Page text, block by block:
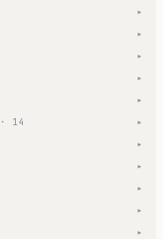
▾
▾
▾
▾
▾
· 14 ▾
▾
▾
▾
▾
▾